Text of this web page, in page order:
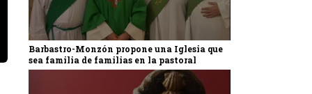
Barbastro-Monzón propone una Iglesia que
sea familia de familias en la pastoral